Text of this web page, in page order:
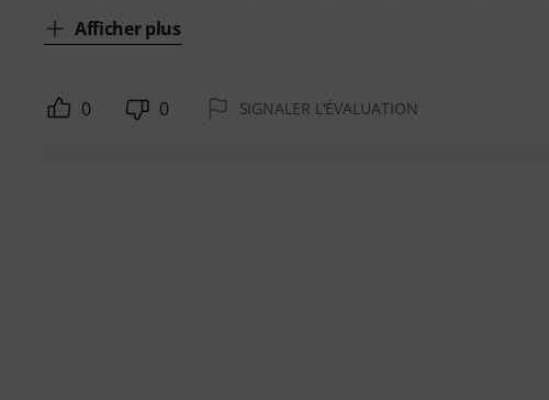
Afficher plus
0 0 SIGNALER L'ÉVALUATION